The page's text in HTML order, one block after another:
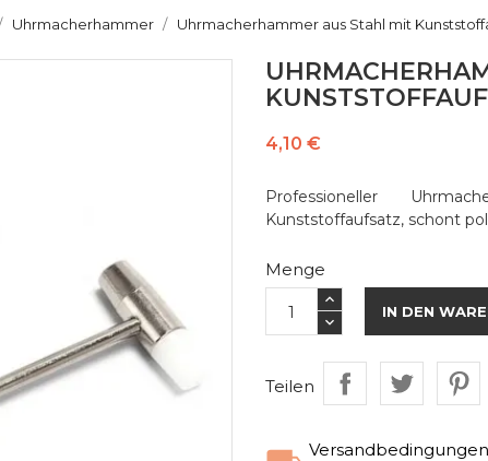
Uhrmacherhammer Uhrmacherhammer aus Stahl mit
4,10 €
Professioneller
Kunststoffaufsatz, schont
Menge
IN DEN
Teilen
Versandbedingungen